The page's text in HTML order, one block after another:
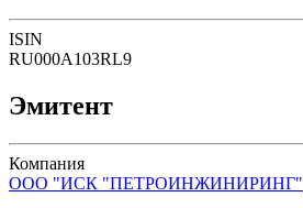
ISIN
RU000A103RL9
Эмитент
Компания
ООО "ИСК "ПЕТРОИНЖИНИРИНГ"